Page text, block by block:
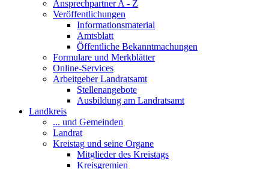
Ansprechpartner A - Z
Veröffentlichungen
Informationsmaterial
Amtsblatt
Öffentliche Bekanntmachungen
Formulare und Merkblätter
Online-Services
Arbeitgeber Landratsamt
Stellenangebote
Ausbildung am Landratsamt
Landkreis
... und Gemeinden
Landrat
Kreistag und seine Organe
Mitglieder des Kreistags
Kreisgremien